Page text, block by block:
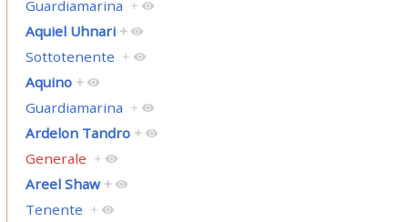
Guardiamarina +
Aquiel Uhnari +
Sottotenente +
Aquino +
Guardiamarina +
Ardelon Tandro +
Generale +
Areel Shaw +
Tenente +